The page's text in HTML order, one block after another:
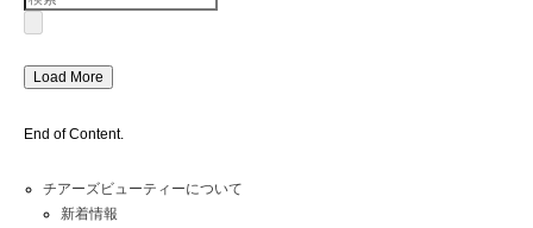
Load More
End of Content.
チアーズビューティーについて
新着情報